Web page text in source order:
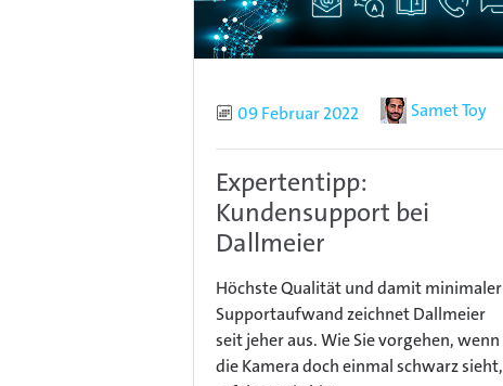
Publiziert
09 Februar 2022 AutorSamet Toy
Expertentipp:
Kundensupport bei
Dallmeier
Höchste Qualität und damit minimaler
Supportaufwand zeichnet Dallmeier
seit jeher aus. Wie Sie vorgehen, wenn
die Kamera doch einmal schwarz sieht,